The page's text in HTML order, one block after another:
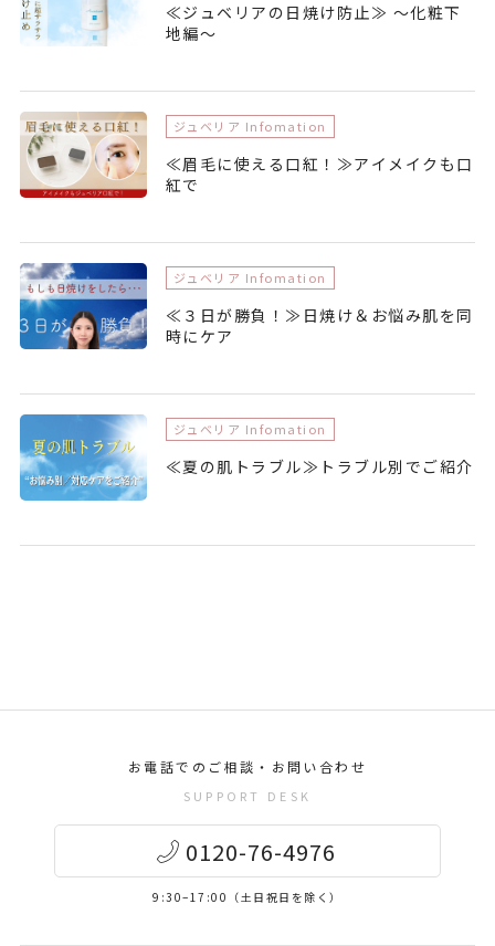
≪ジュベリアの日焼け防止≫ ～化粧下
地編～
ジュベリア Infomation
≪眉毛に使える口紅！≫アイメイクも口
紅で
ジュベリア Infomation
≪３日が勝負！≫日焼け＆お悩み肌を同
時にケア
ジュベリア Infomation
≪夏の肌トラブル≫トラブル別でご紹介
お電話でのご相談・お問い合わせ
SUPPORT DESK
0120-76-4976
9:30–17:00（土日祝日を除く）